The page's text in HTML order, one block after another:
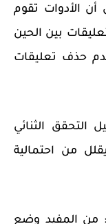
أن الأدوات تقوم
بين الحين
حذف تعليقات
التحقق الثنائي
من احتمالية
من المفيد وضع